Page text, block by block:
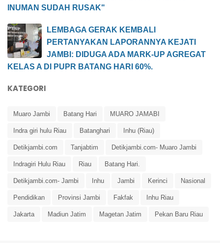
INUMAN SUDAH RUSAK"
LEMBAGA GERAK KEMBALI
PERTANYAKAN LAPORANNYA KEJATI
JAMBI: DIDUGA ADA MARK-UP AGREGAT
KELAS A DI PUPR BATANG HARI 60%.
KATEGORI
Muaro Jambi Batang Hari MUARO JAMABI
Indra giri hulu Riau Batanghari Inhu (Riau)
Detikjambi.com Tanjabtim Detikjambi.com- Muaro Jambi
Indragiri Hulu Riau Riau Batang Hari.
Detikjambi.com- Jambi Inhu Jambi Kerinci Nasional
Pendidikan Provinsi Jambi Fakfak Inhu Riau
Jakarta Madiun Jatim Magetan Jatim Pekan Baru Riau